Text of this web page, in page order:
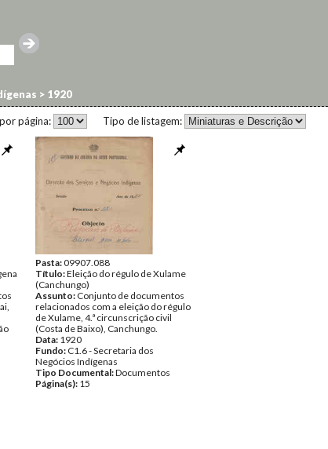
> 1920
Tipo de listagem:
página:
Pasta:09907.088
Título:Eleição do régulo de Xulame
(Canchungo)
Assunto: Conjunto de documentos
relacionados com a eleição do régulo
de Xulame, 4.ª circunscrição civil
(Costa de Baixo), Canchungo.
Data: 1920
Fundo: C1.6 - Secretaria dos
Negócios Indígenas
Tipo Documental:Documentos
Página(s): 15